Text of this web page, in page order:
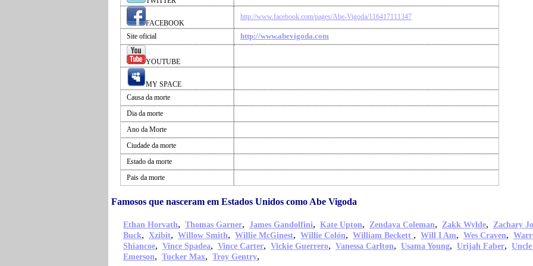
FACEBOOK
http://www.facebook.com/pages/Abe-Vigoda/116417111347
Site oficial http://www.abevigoda.com
YOUTUBE
MY SPACE
Causa da morte
Dia da morte
Ano da Morte
Ciudade da morte
Estado da morte
Pais da morte
Famosos que nasceram em Estados Unidos como Abe Vigoda
Ethan Horvath, Thomas Garner, James Gandolfini, Kate Upton, Zendaya Coleman, Zakk Wylde, Zachary
Buck, Xzibit, Willow Smith, Willie McGinest, Willie Colón, William Beckett , Will I Am, Wes Craven,
Shiancoe, Vince Spadea, Vince Carter, Vickie Guerrero, Vanessa Carlton, Usama Young, Urijah Faber,
Emerson, Tucker Max, Troy Gentry,